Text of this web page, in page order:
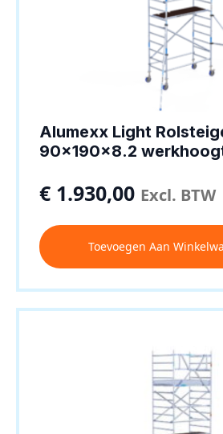
Alumexx Light
90x190x8.2
€ 1.930,00 Excl. BTW
Toevoegen Aan